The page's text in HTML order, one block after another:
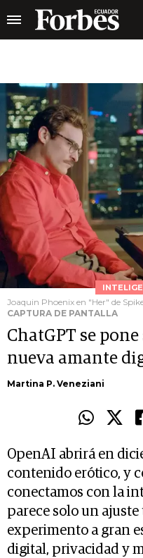
Joaquin Phoenix en "Her" de
CAPTURA DE PANTALLA
ChatGPT se
nueva amante
Martina P. Veneziani
OpenAI abrirá en
contenido erótico, y
conectamos con la
parece solo un
experimento a gran
digital, privacidad y